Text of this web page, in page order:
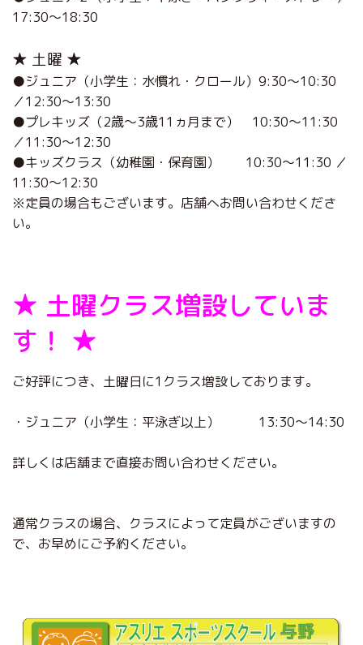
17:30～18:30
★ 土曜 ★
●ジュニア（小学生：水慣れ・クロール）9:30～10:30
／12:30～13:30
●プレキッズ（2歳～3歳11ヵ月まで） 10:30～11:30
／11:30～12:30
●キッズクラス（幼稚園・保育園） 10:30～11:30 ／
11:30～12:30
※定員の場合もございます。店舗へお問い合わせくださ
い。
★ 土曜クラス増設していま
す！ ★
ご好評につき、土曜日に1クラス増設しております。
・ジュニア（小学生：平泳ぎ以上） 13:30～14:30
詳しくは店舗まで直接お問い合わせください。
通常クラスの場合、クラスによって定員がございますの
で、お早めにご予約ください。